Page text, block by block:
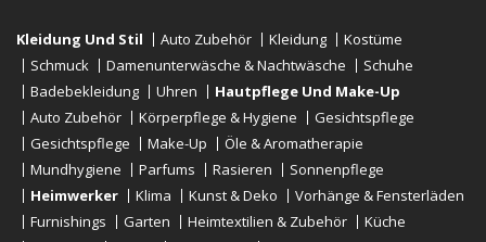
Kleidung Und Stil Auto Zubehör Kleidung
Kostüme
Schmuck
Damenunterwäsche & Nachtwäsche
Schuhe
Badebekleidung
Uhren
Hautpflege Und Make-Up
Auto Zubehör
Körperpflege & Hygiene
Gesichtspflege
Gesichtspflege
Make-Up
Öle & Aromatherapie
Mundhygiene
Parfums Rasieren
Sonnenpflege
Heimwerker
Klima Kunst & Deko
Vorhänge & Fensterläden
Furnishings
Garten Heimtextilien & Zubehör
Küche